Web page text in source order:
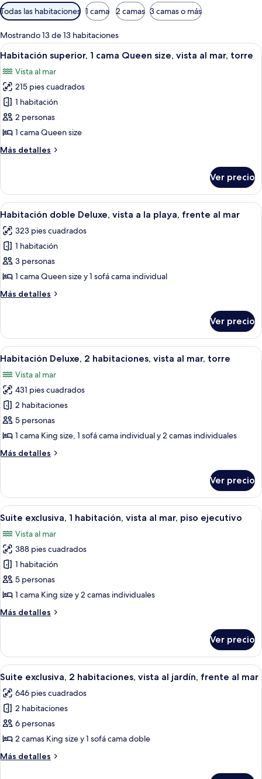
Filtros
disponibles
para
las
habitaciones
Todas las habitaciones 1 cama 2 camas 3 camas o más
Mostrando 13 de 13 habitaciones
Abrir
todas
las
fotos
de
Habitación
superior,
cama
vista
al
mar,
torre
Habitación de hotel con cama,
6
Habitación superior, 1 cama Queen size, vista al mar, torre
Vista al mar
215 pies cuadrados
1 habitación
2 personas
1 cama Queen size
Más detalles
Más
superior,
cama
size,
vista
mar,
torre
Ver precio
Abrir
todas
las
fotos
de
Habitación
doble
Deluxe,
a
la
playa,
frente
al
mar
Edredón, minibar y caja de
6
Habitación doble Deluxe, vista a la playa, frente al mar
323 pies cuadrados
1 habitación
3 personas
1 cama Queen size y 1 sofá cama individual
Más detalles
Más
doble
Deluxe,
vista
la
playa,
frente
al
mar
Ver precio
Abrir
todas
las
fotos
de
Habitación
Deluxe,
habitaciones,
mar,
torre
Una habitación de hotel moderna
5
Habitación Deluxe, 2 habitaciones, vista al mar, torre
Vista al mar
431 pies cuadrados
2 habitaciones
5 personas
1 cama King size, 1 sofá cama individual y 2 camas individuales
Más detalles
Más
Deluxe,
habitaciones,
al
mar,
torre
Ver precio
Abrir
todas
las
fotos
de
Suite
exclusiva,
habitación,
mar,
piso
ejecutivo
Edredón, minibar y caja de
12
Suite exclusiva, 1 habitación, vista al mar, piso ejecutivo
Vista al mar
388 pies cuadrados
1 habitación
5 personas
1 cama King size y 2 camas individuales
Más detalles
Más
exclusiva,
habitación,
al
mar,
ejecutivo
Ver precio
Abrir
todas
las
fotos
de
Suite
exclusiva,
2
12
Suite exclusiva, 2 habitaciones, vista al jardín, frente al mar
646 pies cuadrados
2 habitaciones
6 personas
2 camas King size y 1 sofá cama doble
Más detalles
Más